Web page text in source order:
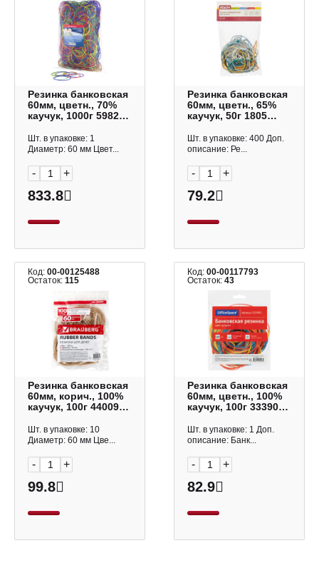
Резинка банковская
60мм, цветн., 70%
каучук, 1000г 59820
Шт. в упаковке: 1
Диаметр: 60 мм Цвет...
- +
833.8
Резинка банковская
60мм, цветн., 65%
каучук, 50г 1805
Шт. в упаковке: 400 Доп.
описание: Ре...
- +
79.2
Код: 00-00125488
Остаток: 115
Резинка банковская
60мм, корич., 100%
каучук, 100г 440099
Шт. в упаковке: 10
Диаметр: 60 мм Цве...
- +
99.8
Код:00-00117793
Остаток:43
Резинка банковская
60мм, цветн., 100%
каучук, 100г 333903
Шт. в упаковке: 1 Доп.
описание: Банк...
- +
82.9